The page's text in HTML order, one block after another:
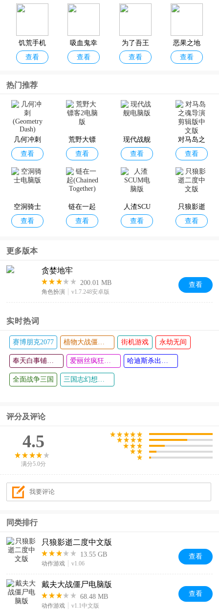
需要的小伙伴可以分享收藏此页面！
饥荒手机
版中文版
查看
吸血鬼幸
存者手机
查看
为了吾王
查看
恶果之地
查看
完蛋我被
美女包围
了手游
查看
传送门骑
士正版
查看
空洞骑士
谁是你爸
爸
查看
迷城陆区
灾厄黑龙
与谎言公
主
查看
武士零手
机版
查看
克苏鲁异
闻录
查看
热门推荐
几何冲刺
(Geometry
Dash)
查看
荒野大镖
客2电脑版
查看
现代战舰
电脑版
查看
对马岛之
魂导演剪
辑版中文
版
查看
空洞骑士
电脑版
查看
链在一起
(Chained T
查看
人渣SCU
M电脑版
查看
只狼影逝
二度中文
查看
更多版本
贪婪地牢
200.01 MB
角色扮演 v1.7.248安卓版
查看
实时热词
赛博朋克2077 植物大战僵尸电脑版 街机游戏 永劫无间
奉天白事铺游戏 爱丽丝疯狂回归 哈迪斯杀出地狱
全面战争三国 三国志幻想大陆
评分及评论
4.5
满分5.0分
同类排行
只狼影逝二度中文版
13.55 GB
动作游戏 v1.06
查看
戴夫大战僵尸电脑版
68.48 MB
动作游戏 v1.1中文版
查看